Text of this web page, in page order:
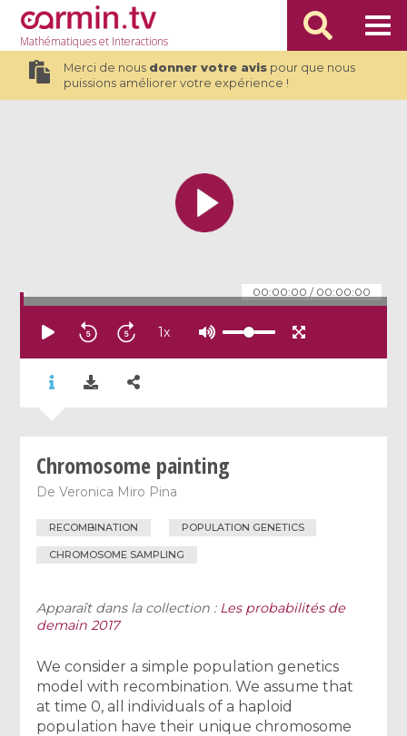
Mathématiqueset Interactions
Merci de nous donner votre avispour que nous
puissions améliorer votre expérience !
00:00:00 / 00:00:00
1x
Chromosome painting
DeVeronica Miro Pina
RECOMBINATION POPULATION GENETICS
CHROMOSOME SAMPLING
Apparaît dans la collection : Les probabilités de
demain 2017
We consider a simple population genetics
model with recombination. We assume that
at time 0, all individuals of a haploid
population have their unique chromosome